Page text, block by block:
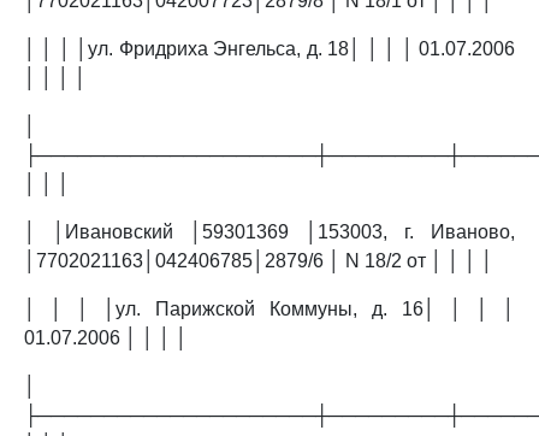
│ │ │ │ул. Фридриха Энгельса, д. 18│ │ │ │ 01.07.2006
│ │Ивановский │59301369 │153003, г. Иваново,
│7702021163│042406785│2879/6 │ N 18/2 от │ │ │ │
│ │ │ │ул. Парижской Коммуны, д. 16│ │ │ │
01.07.2006 │ │ │ │